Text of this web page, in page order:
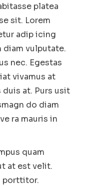
platea
sit. Lorem
adip icing
vulputate.
nec. Egestas
vivamus at
at. Purs usit
do diam
ra mauris in
quam
at est velit.
porttitor.